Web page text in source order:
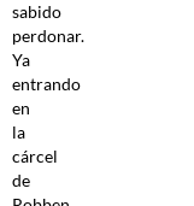
sabido
perdonar.
Ya
entrando
en
la
cárcel
de